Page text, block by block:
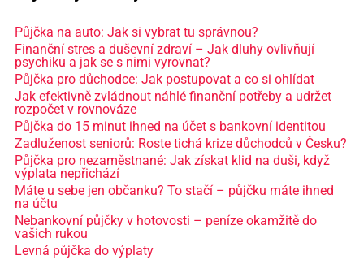
Půjčka na auto: Jak si vybrat tu správnou?
Finanční stres a duševní zdraví – Jak dluhy ovlivňují
psychiku a jak se s nimi vyrovnat?
Půjčka pro důchodce: Jak postupovat a co si ohlídat
Jak efektivně zvládnout náhlé finanční potřeby a udržet
rozpočet v rovnováze
Půjčka do 15 minut ihned na účet s bankovní identitou
Zadluženost seniorů: Roste tichá krize důchodců v Česku?
Půjčka pro nezaměstnané: Jak získat klid na duši, když
výplata nepřichází
Máte u sebe jen občanku? To stačí – půjčku máte ihned
na účtu
Nebankovní půjčky v hotovosti – peníze okamžitě do
vašich rukou
Levná půjčka do výplaty